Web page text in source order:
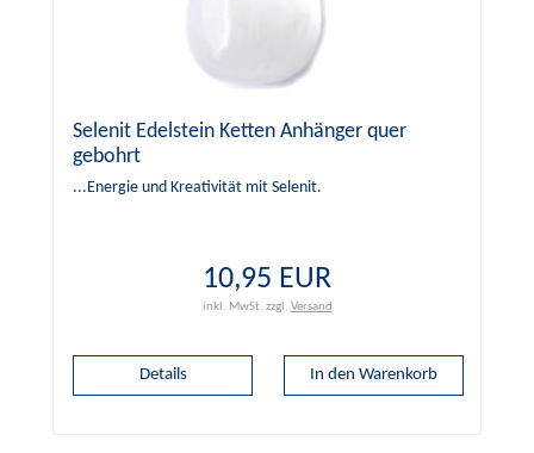
Selenit Edelstein Ketten Anhänger quer
gebohrt
...Energie und Kreativität mit Selenit.
10,95 EUR
inkl. MwSt. zzgl. Versand
Details